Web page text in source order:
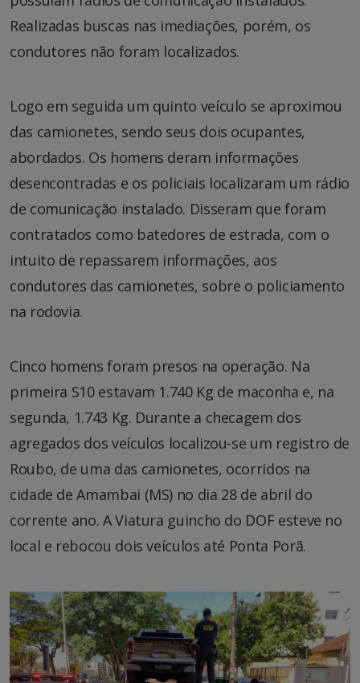
Realizadas buscas nas imediações, porém, os
condutores não foram localizados.
Logo em seguida um quinto veículo se aproximou
das camionetes, sendo seus dois ocupantes,
abordados. Os homens deram informações
desencontradas e os policiais localizaram um rádio
de comunicação instalado. Disseram que foram
contratados como batedores de estrada, com o
intuito de repassarem informações, aos
condutores das camionetes, sobre o policiamento
na rodovia.
Cinco homens foram presos na operação. Na
primeira S10 estavam 1.740 Kg de maconha e, na
segunda, 1.743 Kg. Durante a checagem dos
agregados dos veículos localizou-se um registro de
Roubo, de uma das camionetes, ocorridos na
cidade de Amambai (MS) no dia 28 de abril do
corrente ano. A Viatura guincho do DOF esteve no
local e rebocou dois veículos até Ponta Porã.